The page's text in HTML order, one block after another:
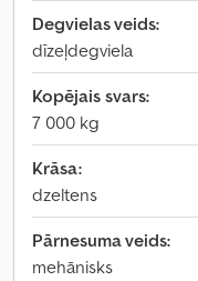
Degvielas veids:
dīzeļdegviela
Kopējais svars:
7 000 kg
Krāsa:
dzeltens
Pārnesuma veids:
mehānisks